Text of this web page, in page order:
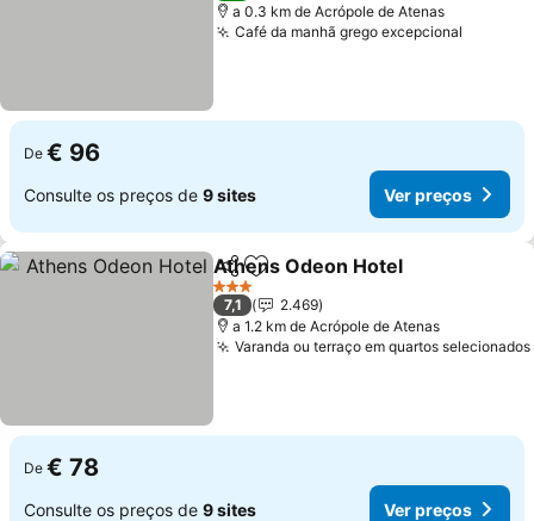
a 0.3 km de Acrópole de Atenas
Café da manhã grego excepcional
De € 96
Consulte os preços de 9 sites Ver preços
PartilharAdicionar aos favoritos
Athens Odeon Hotel
3 Estrelas
7,1
2.469
a 1.2 km de Acrópole de Atenas
Varanda ou terraço em quartos selecionados
De € 78
Consulte os preços de 9 sites Ver preços